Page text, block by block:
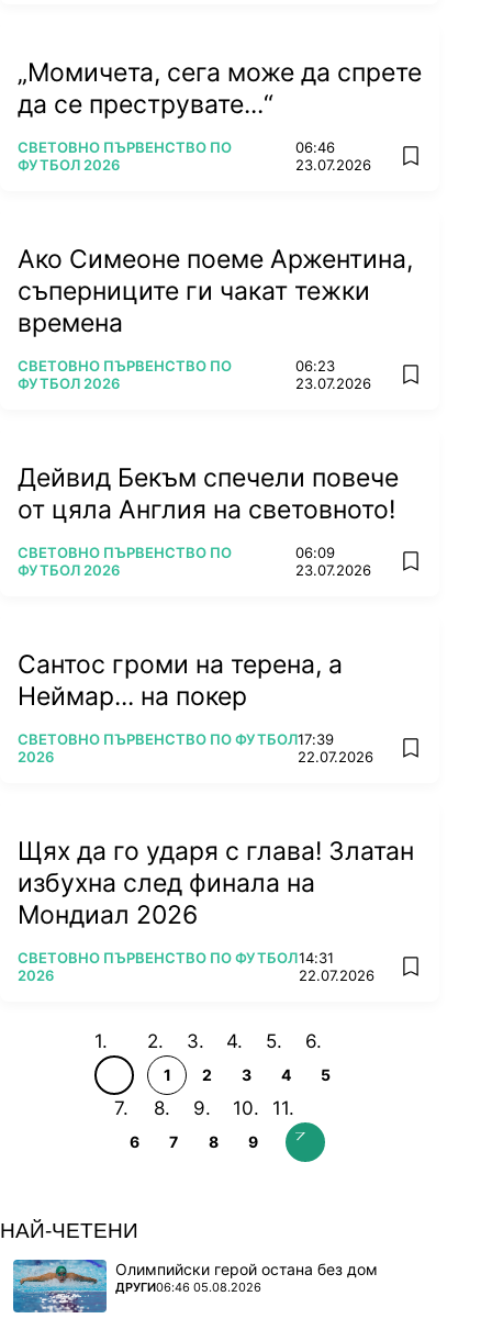
„Момичета, сега може да спрете
да се преструвате...“
ПОВЕЧЕ ОТ
СВЕТОВНО ПЪРВЕНСТВО ПО
ФУТБОЛ 2026
06:46
23.07.2026
add
Ако Симеоне поеме Аржентина,
съперниците ги чакат тежки
времена
ПОВЕЧЕ ОТ
СВЕТОВНО ПЪРВЕНСТВО ПО
ФУТБОЛ 2026
06:23
23.07.2026
add
Дейвид Бекъм спечели повече
от цяла Англия на световното!
ПОВЕЧЕ ОТ
СВЕТОВНО ПЪРВЕНСТВО ПО
ФУТБОЛ 2026
06:09
23.07.2026
add
Сантос громи на терена, а
Неймар... на покер
ПОВЕЧЕ ОТ
СВЕТОВНО ПЪРВЕНСТВО ПО ФУТБОЛ
2026
17:39
22.07.2026
add
Щях да го ударя с глава! Златан
избухна след финала на
Мондиал 2026
ПОВЕЧЕ ОТ
СВЕТОВНО ПЪРВЕНСТВО ПО ФУТБОЛ
2026
14:31
22.07.2026
add
1 2 3 4 5
6 7 8 9
НАЙ-ЧЕТЕНИ
Олимпийски герой остана без дом
ПОВЕЧЕ ОТ
ДРУГИ06:46 05.08.2026